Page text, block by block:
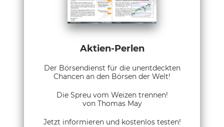
Aktien-Perlen
Der Börsendienst für die unentdeckten
Chancen an den Börsen der Welt!
Die Spreu vom Weizen trennen!
von Thomas May
Jetzt informieren und kostenlos testen!